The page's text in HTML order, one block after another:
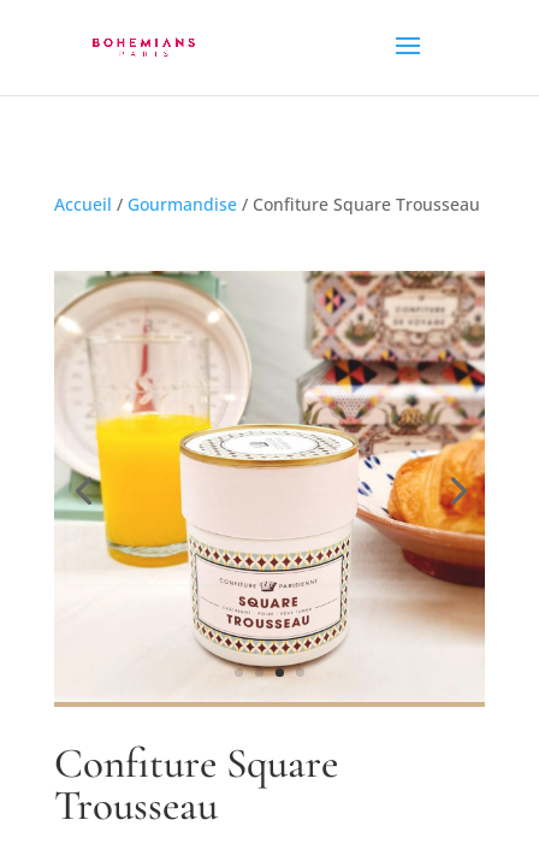
Accueil / Gourmandise/ Confiture Square Trousseau
Confiture Square
Trousseau